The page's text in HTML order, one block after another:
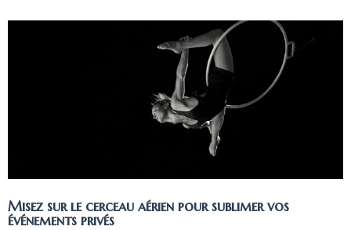
Misez sur le cerceau aérien pour sublimer vos
événements privés